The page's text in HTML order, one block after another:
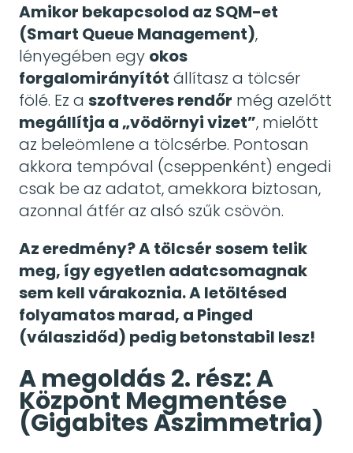
Amikor bekapcsolod az SQM-et
(Smart Queue Management),
lényegében egy okos
forgalomirányítót állítasz a tölcsér
fölé. Ez a szoftveres rendőr még azelőtt
megállítja a „vödörnyi vizet”, mielőtt
az beleömlene a tölcsérbe. Pontosan
akkora tempóval (cseppenként) engedi
csak be az adatot, amekkora biztosan,
azonnal átfér az alsó szűk csövön.
Az eredmény? A tölcsér sosem telik
meg, így egyetlen adatcsomagnak
sem kell várakoznia. A letöltésed
folyamatos marad, a Pinged
(válaszidőd) pedig betonstabil lesz!
A megoldás 2. rész: A
Központ Megmentése
(Gigabites Aszimmetria)